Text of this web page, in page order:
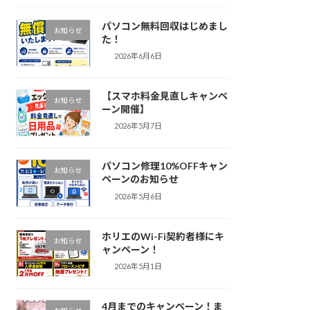
お知らせ
パソコン無料回収はじめまし
た！
2026年6月6日
お知らせ
【スマホ料金見直しキャンペ
ーン開催】
2026年5月7日
お知らせ
パソコン修理10%OFFキャン
ペーンのお知らせ
2026年5月6日
お知らせ
ホリエのWi-Fi契約者様にキ
ャンペーン！
2026年5月1日
4月までのキャンペーン！ま